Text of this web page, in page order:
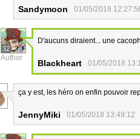
Sandymoon 01/05/2018
32
Author
D'aucuns diraient... une
Blackheart 01/05/2018
ça y est, les héro on enfin pouvoir
JennyMiki 01/05/2018 13:49:12